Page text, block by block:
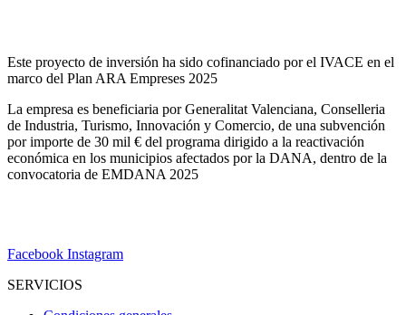
Este proyecto de inversión ha sido cofinanciado por el IVACE en el
marco del Plan ARA Empreses 2025
La empresa es beneficiaria por Generalitat Valenciana, Conselleria
de Industria, Turismo, Innovación y Comercio, de una subvención
por importe de 30 mil € del programa dirigido a la reactivación
económica en los municipios afectados por la DANA, dentro de la
convocatoria de EMDANA 2025
Facebook Instagram
SERVICIOS